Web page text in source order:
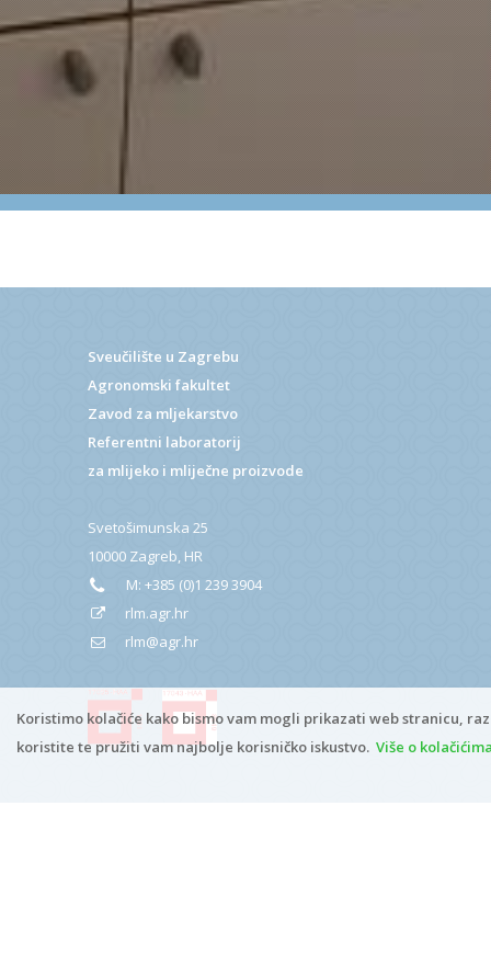
Koristimo kolačiće kako bismo vam mogli prikazati web stranicu,
koristite te pružiti vam najbolje korisničko iskustvo. Više o
Sveučilište u Zagrebu
Agronomski fakultet
Zavod za mljekarstvo
Referentni laboratorij
za mlijeko i mliječne proizvode
Svetošimunska 25
10000 Zagreb, HR
M:+385 (0)1 239 3904
rlm.agr.hr
rlm@agr.hr